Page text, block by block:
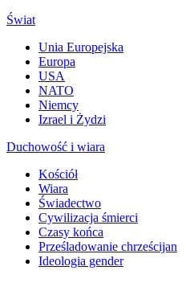
Świat
Unia Europejska
Europa
USA
NATO
Niemcy
Izrael i Żydzi
Duchowość i wiara
Kościół
Wiara
Świadectwo
Cywilizacja śmierci
Czasy końca
Prześladowanie chrześcijan
Ideologia gender